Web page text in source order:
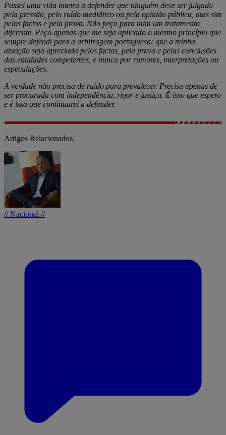
Passei uma vida inteira a defender que ninguém deve ser julgado
pela pressão, pelo ruído mediático ou pela opinião pública, mas sim
pelos factos e pela prova. Não peço para mim um tratamento
diferente. Peço apenas que me seja aplicado o mesmo princípio que
sempre defendi para a arbitragem portuguesa: que a minha
atuação seja apreciada pelos factos, pela prova e pelas conclusões
das entidades competentes, e nunca por rumores, interpretações ou
especulações.
A verdade não precisa de ruído para prevalecer. Precisa apenas de
ser procurada com independência, rigor e justiça. É isso que espero
e é isso que continuarei a defender.
Artigos Relacionados:
// Nacional //